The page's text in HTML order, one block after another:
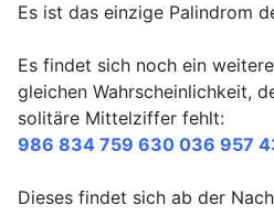
Es ist das einzige Palindrom
Es findet sich noch ein
gleichen Wahrscheinlichkeit,
solitäre Mittelziffer fehlt:
986 834 759 630 036 957
Dieses findet sich ab der